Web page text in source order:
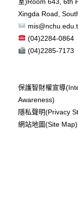
Xingda Road,
(04)2284-0864
(04)2285-7173
保護智財權宣導
Awareness)
隱私聲明(Privacy
網站地圖(Site Map)